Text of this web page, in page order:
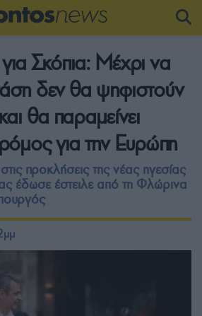
Σκόπια: Μέχρι να
δεν θα ψηφιστούν
θα παραμείνει
για την Ευρώπη
προκλήσεις της νέας ηγεσίας
έδωσε έστειλε από τη Φλώρινα